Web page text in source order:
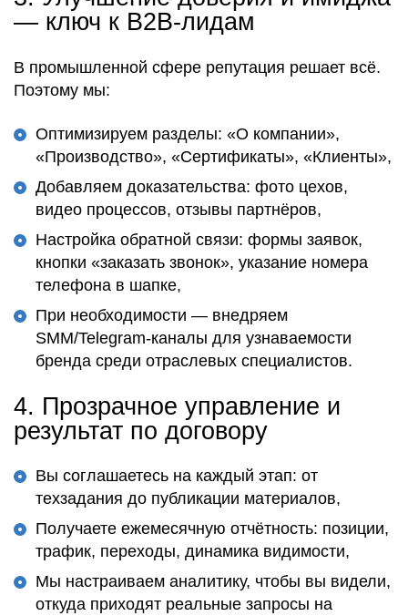
— ключ к B2B-лидам
В промышленной сфере репутация решает всё.
Поэтому мы:
Оптимизируем разделы: «О компании»,
«Производство», «Сертификаты», «Клиенты»,
Добавляем доказательства: фото цехов,
видео процессов, отзывы партнёров,
Настройка обратной связи: формы заявок,
кнопки «заказать звонок», указание номера
телефона в шапке,
При необходимости — внедряем
SMM/Telegram-каналы для узнаваемости
бренда среди отраслевых специалистов.
4. Прозрачное управление и
результат по договору
Вы соглашаетесь на каждый этап: от
техзадания до публикации материалов,
Получаете ежемесячную отчётность: позиции,
трафик, переходы, динамика видимости,
Мы настраиваем аналитику, чтобы вы видели,
откуда приходят реальные запросы на